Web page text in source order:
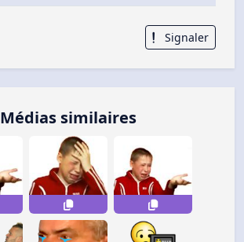
Signaler
Médias similaires